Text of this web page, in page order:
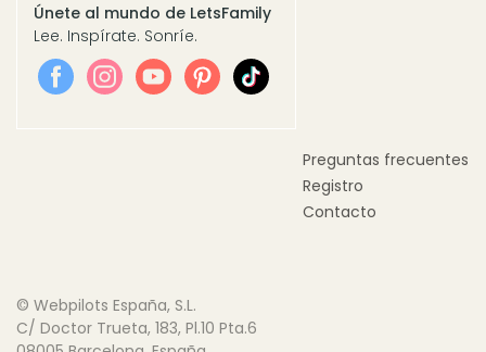
Únete al mundo de LetsFamily
Lee. Inspírate. Sonríe.
Preguntas frecuentes
Registro
Contacto
© Webpilots España, S.L.
C/ Doctor Trueta, 183, Pl.10 Pta.6